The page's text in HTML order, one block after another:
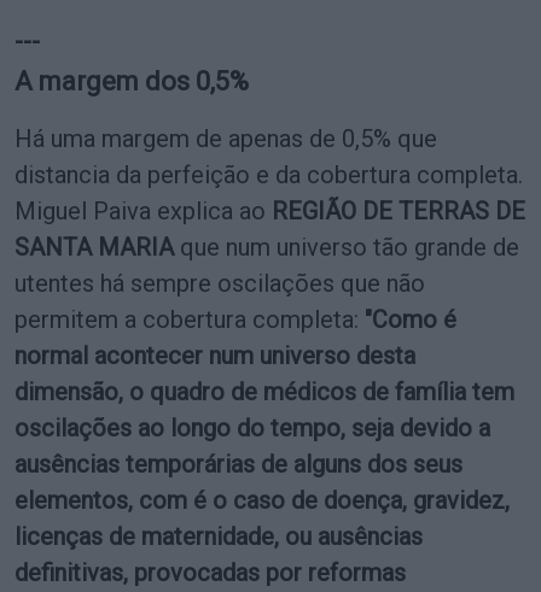
---
A margem dos 0,5%
Há uma margem de apenas de 0,5% que
distancia da perfeição e da cobertura completa.
Miguel Paiva explica ao REGIÃO DE TERRAS DE
SANTA MARIAque num universo tão grande de
utentes há sempre oscilações que não
permitem a cobertura completa: "Como é
normal acontecer num universo desta
dimensão, o quadro de médicos de família tem
oscilações ao longo do tempo, seja devido a
ausências temporárias de alguns dos seus
elementos, com é o caso de doença, gravidez,
licenças de maternidade, ou ausências
definitivas, provocadas por reformas